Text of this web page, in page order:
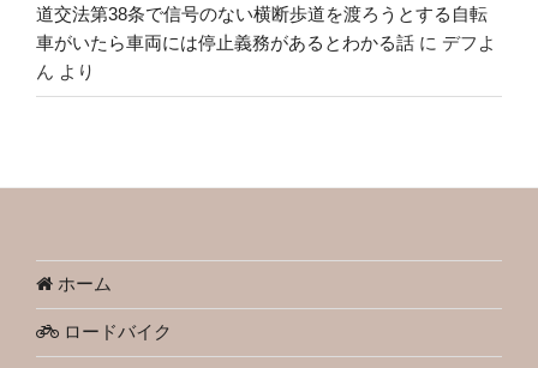
道交法第38条で信号のない横断歩道を渡ろうとする自転
車がいたら車両には停止義務があるとわかる話 に デフよ
ん より
ホーム
ロードバイク